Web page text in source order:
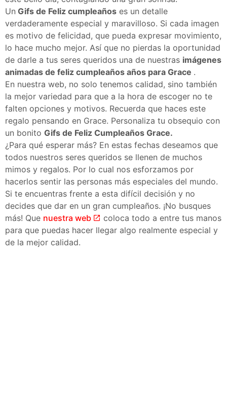
Un Gifs de Feliz cumpleaños es un detalle
verdaderamente especial y maravilloso. Si cada imagen
es motivo de felicidad, que pueda expresar movimiento,
lo hace mucho mejor. Así que no pierdas la oportunidad
de darle a tus seres queridos una de nuestras imágenes
animadas de feliz cumpleaños años para Grace .
En nuestra web, no solo tenemos calidad, sino también
la mejor variedad para que a la hora de escoger no te
falten opciones y motivos. Recuerda que haces este
regalo pensando en Grace. Personaliza tu obsequio con
un bonito Gifs de Feliz Cumpleaños Grace.
¿Para qué esperar más? En estas fechas deseamos que
todos nuestros seres queridos se llenen de muchos
mimos y regalos. Por lo cual nos esforzamos por
hacerlos sentir las personas más especiales del mundo.
Si te encuentras frente a esta difícil decisión y no
decides que dar en un gran cumpleaños. ¡No busques
más! Que nuestra web
coloca todo a entre tus manos
para que puedas hacer llegar algo realmente especial y
de la mejor calidad.